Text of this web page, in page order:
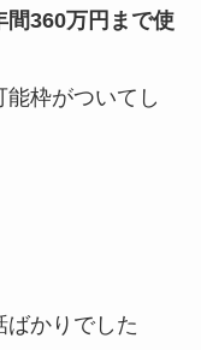
間360万円まで使
枠がついてし
かりでした